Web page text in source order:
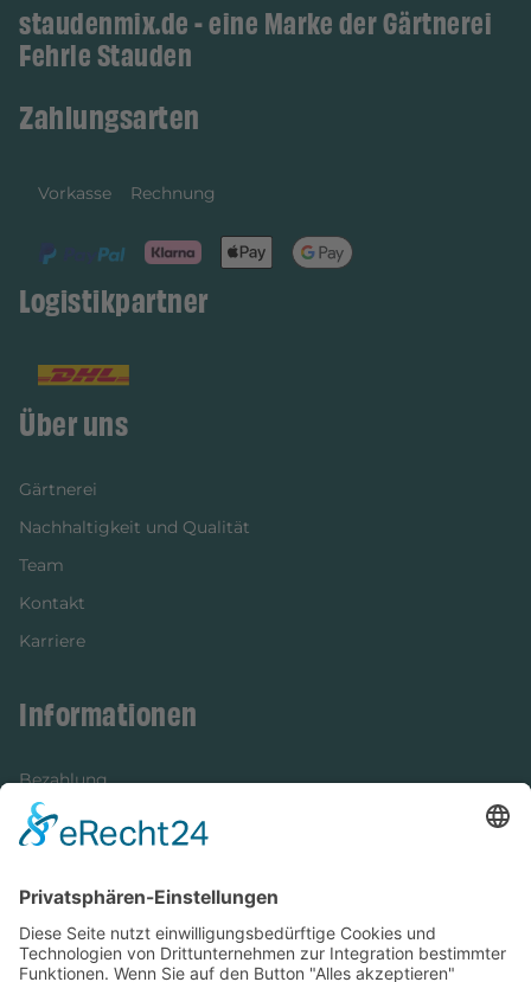
staudenmix.de - eine Marke der Gärtnerei
Fehrle Stauden
Zahlungsarten
Vorkasse Rechnung
Logistikpartner
Über uns
Gärtnerei
Nachhaltigkeit und Qualität
Team
Kontakt
Karriere
Informationen
Bezahlung
Newsletter
Versandinformationen
Verfügbarkeit/Verträglichkeit
Rechtliches